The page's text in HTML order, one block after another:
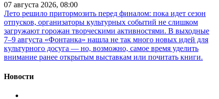
07 августа 2026, 08:00
Лето решило притормозить перед финалом: пока идет сезон
отпусков, организаторы культурных событий не слишком
загружают горожан творческими активностями. В выходные
7–9 августа «Фонтанка» нашла не так много новых идей для
культурного досуга — но, возможно, самое время уделить
внимание ранее открытым выставкам или почитать книги.
Новости